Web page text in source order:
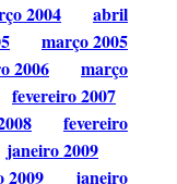
2004
abril
março 2005
2006
março
fevereiro 2007
fevereiro
janeiro 2009
2009
janeiro